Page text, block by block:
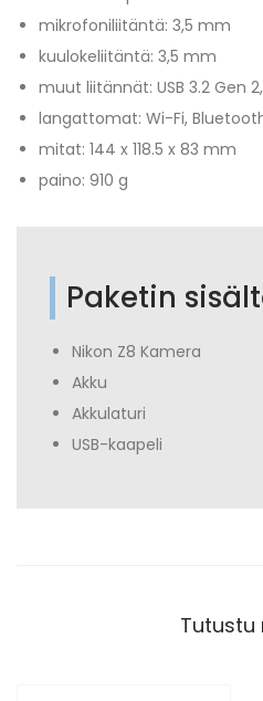
mikrofoniliitäntä: 3,5 mm
kuulokeliitäntä: 3,5 mm
muut liitännät: USB 3.2 Gen
langattomat: Wi-Fi,
mitat: 144 x 118.5 x 83 mm
paino: 910 g
Paketin
Nikon Z8 Kamera
Akku
Akkulaturi
USB-kaapeli
Tutustu